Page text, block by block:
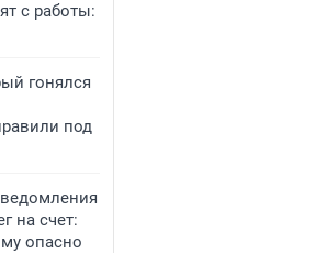
с работы:
гонялся
под
на счет:
опасно